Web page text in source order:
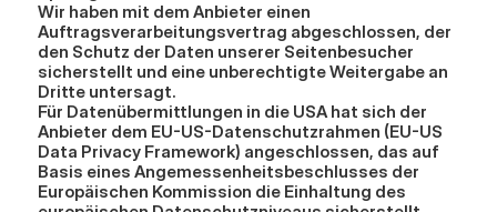
Wir haben mit dem Anbieter einen
Auftragsverarbeitungsvertrag abgeschlossen, der
den Schutz der Daten unserer Seitenbesucher
sicherstellt und eine unberechtigte Weitergabe an
Dritte untersagt.
Für Datenübermittlungen in die USA hat sich der
Anbieter dem EU-US-Datenschutzrahmen (EU-US
Data Privacy Framework) angeschlossen, das auf
Basis eines Angemessenheitsbeschlusses der
Europäischen Kommission die Einhaltung des